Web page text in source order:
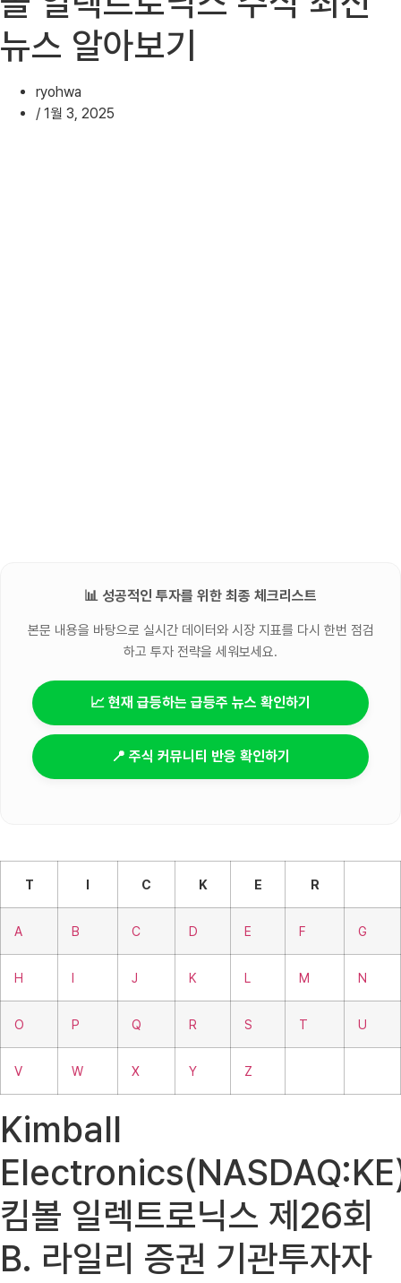
뉴스 알아보기
ryohwa
/ 1월 3, 2025
📊 성공적인 투자를 위한 최종 체크리스트
본문 내용을 바탕으로 실시간 데이터와 시장 지표를 다시 한번 점검
하고 투자 전략을 세워보세요.
📈 현재 급등하는 급등주 뉴스 확인하기
📍 주식 커뮤니티 반응 확인하기
T I C K E R
A B C D E F G
H I J K L M N
O P Q R S T U
V W X Y Z
Kimball
킴볼 일렉트로닉스 제26회
B. 라일리 증권 기관투자자